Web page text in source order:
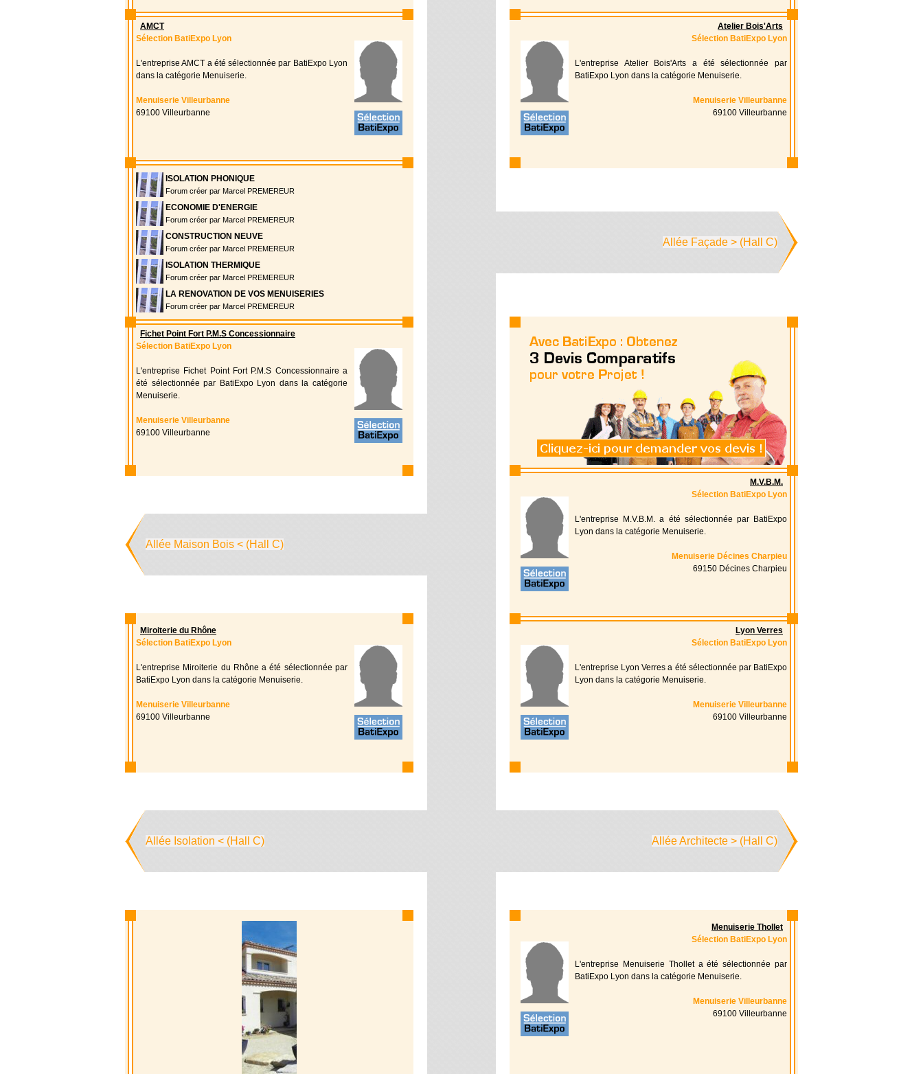
AMCT
Sélection BatiExpo Lyon
L'entreprise AMCT a été sélectionnée par BatiExpo Lyon
dans la catégorie Menuiserie.
Menuiserie Villeurbanne
69100 Villeurbanne
Atelier Bois'Arts
Sélection BatiExpo Lyon
L'entreprise Atelier Bois'Arts a été sélectionnée par
BatiExpo Lyon dans la catégorie Menuiserie.
Menuiserie Villeurbanne
69100 Villeurbanne
ISOLATION PHONIQUE
Forum créer par Marcel PREMEREUR
ECONOMIE D'ENERGIE
Forum créer par Marcel PREMEREUR
CONSTRUCTION NEUVE
Forum créer par Marcel PREMEREUR
ISOLATION THERMIQUE
Forum créer par Marcel PREMEREUR
LA RENOVATION DE VOS MENUISERIES
Forum créer par Marcel PREMEREUR
Allée Façade > (Hall C)
Fichet Point Fort P.M.S Concessionnaire
Sélection BatiExpo Lyon
L'entreprise Fichet Point Fort P.M.S Concessionnaire a
été sélectionnée par BatiExpo Lyon dans la catégorie
Menuiserie.
Menuiserie Villeurbanne
69100 Villeurbanne
Allée Maison Bois < (Hall C)
M.V.B.M.
Sélection BatiExpo Lyon
L'entreprise M.V.B.M. a été sélectionnée par BatiExpo
Lyon dans la catégorie Menuiserie.
Menuiserie Décines Charpieu
69150 Décines Charpieu
Miroiterie du Rhône
Sélection BatiExpo Lyon
L'entreprise Miroiterie du Rhône a été sélectionnée par
BatiExpo Lyon dans la catégorie Menuiserie.
Menuiserie Villeurbanne
69100 Villeurbanne
Lyon Verres
Sélection BatiExpo Lyon
L'entreprise Lyon Verres a été sélectionnée par BatiExpo
Lyon dans la catégorie Menuiserie.
Menuiserie Villeurbanne
69100 Villeurbanne
Allée Isolation < (Hall C) Allée Architecte > (Hall C)
Menuiserie Thollet
Sélection BatiExpo Lyon
L'entreprise Menuiserie Thollet a été sélectionnée par
BatiExpo Lyon dans la catégorie Menuiserie.
Menuiserie Villeurbanne
69100 Villeurbanne